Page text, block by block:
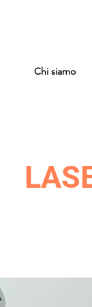
Chi siamo